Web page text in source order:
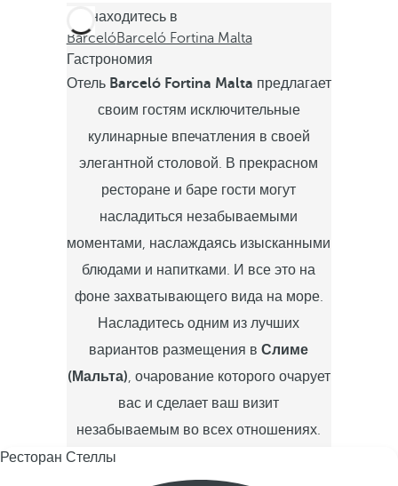
Вы находитесь в
BarcelóBarceló Fortina Malta
Гастрономия
Отель Barceló Fortina Malta предлагает
своим гостям исключительные
кулинарные впечатления в своей
элегантной столовой. В прекрасном
ресторане и баре гости могут
насладиться незабываемыми
моментами, наслаждаясь изысканными
блюдами и напитками. И все это на
фоне захватывающего вида на море.
Насладитесь одним из лучших
вариантов размещения вСлиме
(Мальта), очарование которого очарует
вас и сделает ваш визит
незабываемым во всех отношениях.
Ресторан Стеллы